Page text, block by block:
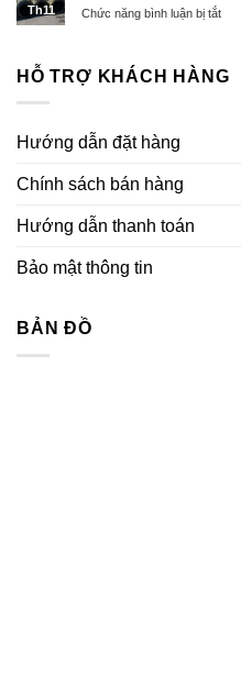
số
và
cao
cát
Th11 Chức năng bình luận bị tắtở
năng
nổi
HỖ TRỢ KHÁCH HÀNG
Hướng dẫn đặt hàng
Chính sách bán hàng
Hướng dẫn thanh toán
Bảo mật thông tin
BẢN ĐỒ